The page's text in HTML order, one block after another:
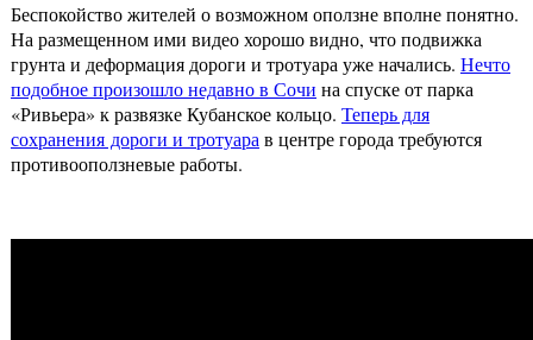
Беспокойство жителей о возможном оползне вполне понятно.
На размещенном ими видео хорошо видно, что подвижка
грунта и деформация дороги и тротуара уже начались. Нечто
подобное произошло недавно в Сочи на спуске от парка
«Ривьера» к развязке Кубанское кольцо. Теперь для
сохранения дороги и тротуарав центре города требуются
противооползневые работы.